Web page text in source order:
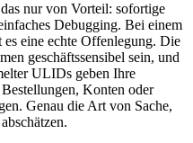
nur von Vorteil: sofortige
Debugging. Bei einem
eine echte Offenlegung. Die
geschäftssensibel sein, und
ULIDs geben Ihre
Konten oder
Genau die Art von Sache,